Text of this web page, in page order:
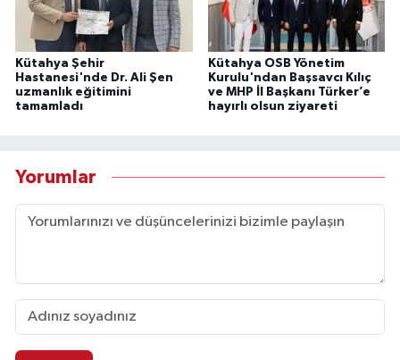
Kütahya Şehir
Hastanesi'nde Dr. Ali Şen
uzmanlık eğitimini
tamamladı
Kütahya OSB Yönetim
Kurulu'ndan Başsavcı Kılıç
ve MHP İl Başkanı Türker’e
hayırlı olsun ziyareti
Yorumlar